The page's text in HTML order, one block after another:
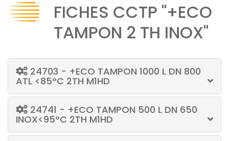
FICHES CCTP "+ECO
TAMPON 2 TH INOX"
24703 - +ECO TAMPON 1000 L DN 800
ATL <85°C 2TH M1HD
24741 - +ECO TAMPON 500 L DN 650
INOX<95°C 2TH M1HD